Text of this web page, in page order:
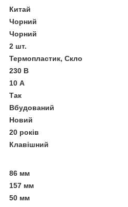
Китай
Чорний
Чорний
2 шт.
Термопластик, Скло
230 В
10 А
Так
Вбудований
Новий
20 років
Клавішний
86 мм
157 мм
50 мм